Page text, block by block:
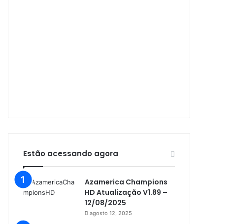
Audisat C1
Audisat E10 Lote 1 e 2
Audisat E10 Lote 3
Audisat K10 Urus
Audisat K20 Huracan
Audisat K30 Aventador
Estão acessando agora
Azamerica Champions
HD Atualização V1.89 –
12/08/2025
agosto 12, 2025